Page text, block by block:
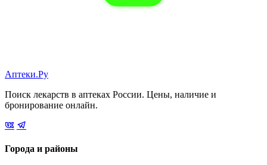
Аптеки.Ру
Поиск лекарств в аптеках России. Цены, наличие и
бронирование онлайн.
Города и районы